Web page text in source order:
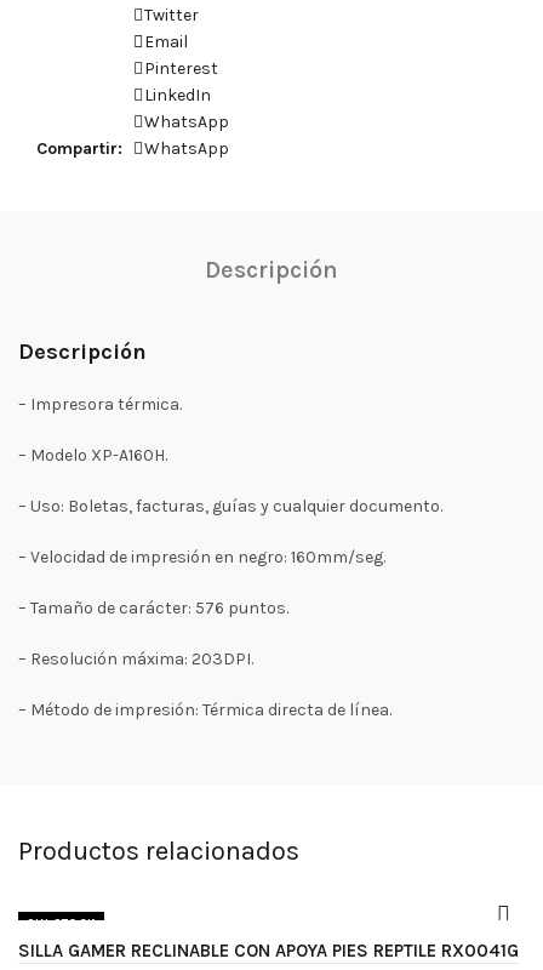
Compartir
Twitter
Email
Pinterest
LinkedIn
WhatsApp
WhatsApp
Descripción
Descripción
– Impresora térmica.
– Modelo XP-A160H.
– Uso: Boletas, facturas, guías y cualquier documento.
– Velocidad de impresión en negro: 160mm/seg.
– Tamaño de carácter: 576 puntos.
– Resolución máxima: 203DPI.
– Método de impresión: Térmica directa de línea.
Productos relacionados
SIN STOCK
SILLA GAMER RECLINABLE CON APOYA PIES REPTILE RX0041G